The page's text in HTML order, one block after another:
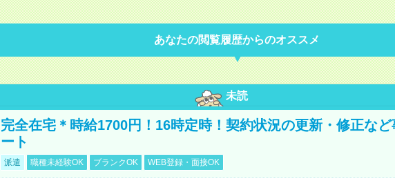
あなたの閲覧履歴からのオススメ
未読
完全在宅＊時給1700円！16時定時！契約状況の更新・修正な
ート
派遣 職種未経験OK ブランクOK WEB登録・面接OK